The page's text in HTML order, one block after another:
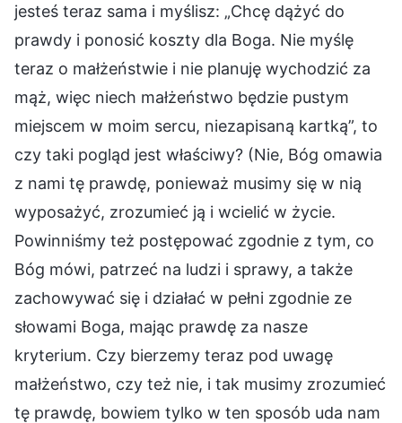
jesteś teraz sama i myślisz: „Chcę dążyć do
prawdy i ponosić koszty dla Boga. Nie myślę
teraz o małżeństwie i nie planuję wychodzić za
mąż, więc niech małżeństwo będzie pustym
miejscem w moim sercu, niezapisaną kartką”, to
czy taki pogląd jest właściwy? (Nie, Bóg omawia
z nami tę prawdę, ponieważ musimy się w nią
wyposażyć, zrozumieć ją i wcielić w życie.
Powinniśmy też postępować zgodnie z tym, co
Bóg mówi, patrzeć na ludzi i sprawy, a także
zachowywać się i działać w pełni zgodnie ze
słowami Boga, mając prawdę za nasze
kryterium. Czy bierzemy teraz pod uwagę
małżeństwo, czy też nie, i tak musimy zrozumieć
tę prawdę, bowiem tylko w ten sposób uda nam